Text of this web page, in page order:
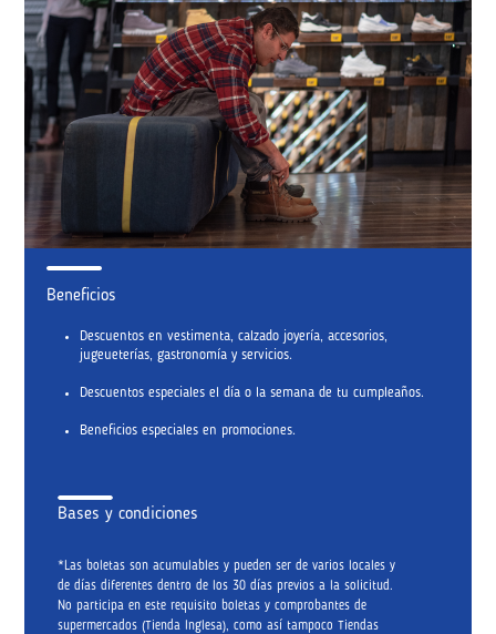
Beneficios
Descuentos en vestimenta, calzado joyería, accesorios,
jugeueterías, gastronomía y servicios.
Descuentos especiales el día o la semana de tu cumpleaños.
Beneficios especiales en promociones.
Bases y condiciones
*Las boletas son acumulables y pueden ser de varios locales y
de días diferentes dentro de los 30 días previos a la solicitud.
No participa en este requisito boletas y comprobantes de
supermercados (Tienda Inglesa), como así tampoco Tiendas